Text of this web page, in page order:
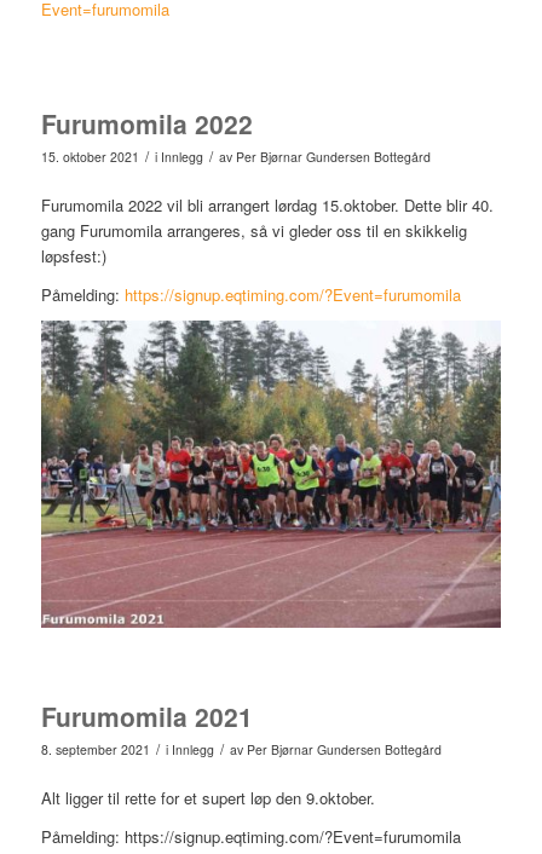
Event=furumomila
Furumomila 2022
15. oktober 2021 / i Innlegg / av Per Bjørnar Gundersen Bottegård
Furumomila 2022 vil bli arrangert lørdag 15.oktober. Dette blir 40.
gang Furumomila arrangeres, så vi gleder oss til en skikkelig
løpsfest:)
Påmelding: https://signup.eqtiming.com/?Event=furumomila
Furumomila 2021
8. september 2021 / i Innlegg / av Per Bjørnar Gundersen Bottegård
Alt ligger til rette for et supert løp den 9.oktober.
Påmelding: https://signup.eqtiming.com/?Event=furumomila